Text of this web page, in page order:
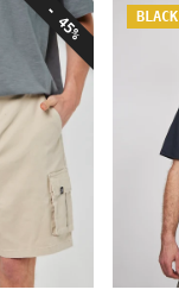
- 45% BLACK